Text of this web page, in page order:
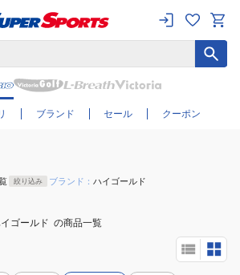
ブランド セール クーポン
さらに絞り込む
絞り込み ブランド： ハイゴールド
ゴールド の商品一覧